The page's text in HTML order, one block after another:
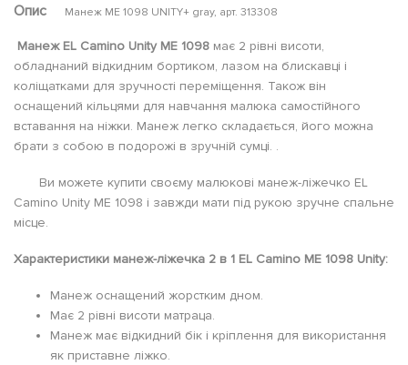
Опис Манеж ME 1098 UNITY+ gray, арт. 313308
Манеж EL Camino Unity ME 1098 має 2 рівні висоти,
обладнаний відкидним бортиком, лазом на блискавці і
коліщатками для зручності переміщення. Також він
оснащений кільцями для навчання малюка самостійного
вставання на ніжки. Манеж легко складається, його можна
брати з собою в подорожі в зручній сумці. .
Ви можете купити своєму малюкові манеж-ліжечко EL
Camino Unity ME 1098 і завжди мати під рукою зручне спальне
місце.
Характеристики манеж-ліжечка 2 в 1 EL Camino ME 1098 Unity:
Манеж оснащений жорстким дном.
Має 2 рівні висоти матраца.
Манеж має відкидний бік і кріплення для використання
як приставне ліжко.